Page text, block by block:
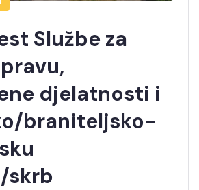
Službe za
djelatnosti i
braniteljsko-
skrb